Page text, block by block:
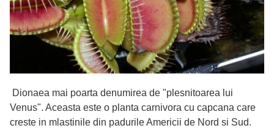
Dionaea mai poarta denumirea de "plesnitoarea lui
Venus". Aceasta este o planta carnivora cu capcana care
creste in mlastinile din padurile Americii de Nord si Sud.